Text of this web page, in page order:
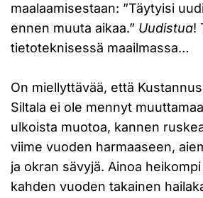
maalaamisestaan: ”Täytyisi
ennen muuta aikaa.” Uudistua!
tietoteknisessä maailmassa…
On miellyttävää, että
Siltala ei ole mennyt
ulkoista muotoa, kannen
viime vuoden harmaaseen,
ja okran sävyjä. Ainoa
kahden vuoden takainen